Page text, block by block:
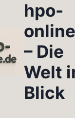
hpo-
– Die
Welt
Blick